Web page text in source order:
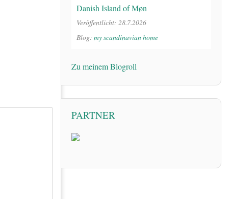
Danish Island of Møn
Veröffentlicht: 28.7.2026
Blog: my scandinavian home
Zu meinem Blogroll
PARTNER